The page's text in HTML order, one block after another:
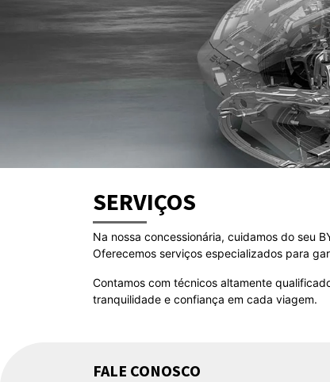
SERVIÇOS
Na nossa concessionária, cuidamos do seu
Oferecemos serviços especializados para
Contamos com técnicos altamente
tranquilidade e confiança em cada viagem.
FALE CONOSCO